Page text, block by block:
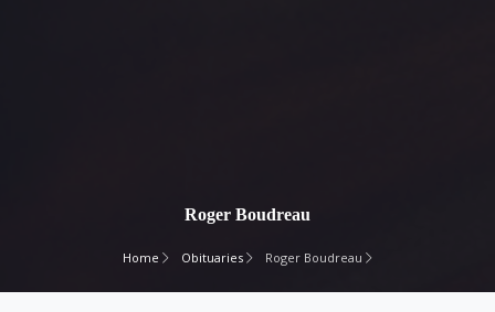
Roger Boudreau
Home Obituaries Roger Boudreau